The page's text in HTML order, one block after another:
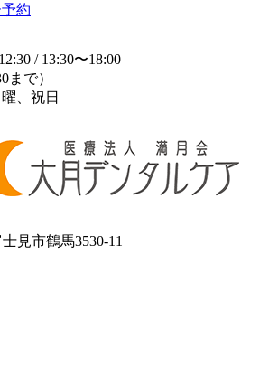
約
/ 13:30〜18:00
まで）
、祝日
見市鶴馬3530-11